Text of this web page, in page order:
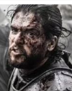
طرز تهیه ماهی فسنجان
انداختن
14 مرداد 1405
۱۰ خواص آلو؛ فواید شگفت‌انگیز این میوه برای سلامت بدن
14 مرداد 1405